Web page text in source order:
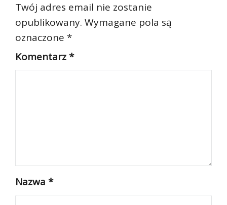
Twój adres email nie zostanie
opublikowany. Wymagane pola są
oznaczone *
Komentarz*
Nazwa *